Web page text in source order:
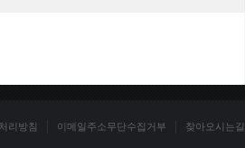
리방침 이메일주소무단수집거부 찾아오시는길